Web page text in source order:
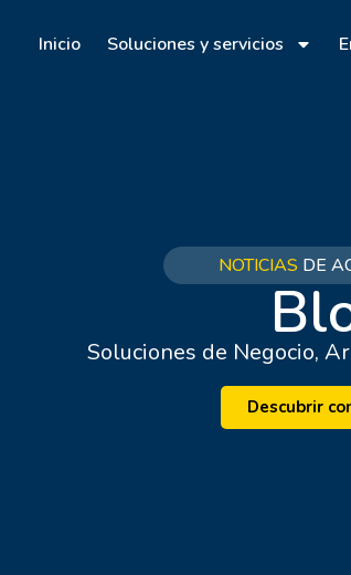
Inicio Soluciones y servicios
NOTICIAS DE
Soluciones de Negocio,
Descubrir